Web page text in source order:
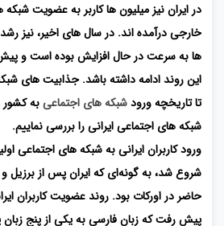
در ایران نیز میلیون ها کاربر به عضویت
خارجی درآمده اند. در سال های اخیر، نیز رشد
ها به سرعت در حال افزایش بوده است و
این روند ادامه داشته باشد. جذابیت های
تا تاریخچه ورودشبکه های اجتماعیبه کشور
شبکه های اجتماعی ایرانی را بررسی نماییم.
ورود کاربران ایرانی به شبکه های اجتماعی
شروع شد، به گونه‌ای که ایران پس از برزیل
حاضر در اورکات بود. روند عضویت کاربران
پیش رفت که زبان فارسی به یکی از پنج زبان